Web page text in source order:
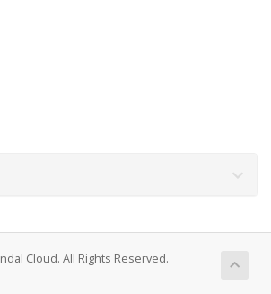
Cloud. All Rights Reserved.